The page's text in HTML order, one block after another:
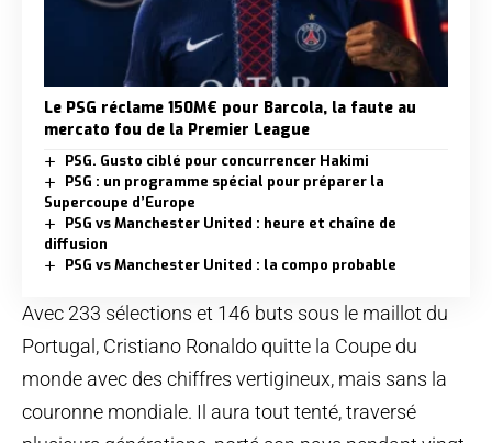
Le PSG réclame 150M€ pour Barcola, la faute au
mercato fou de la Premier League
PSG. Gusto ciblé pour concurrencer Hakimi
PSG : un programme spécial pour préparer la
Supercoupe d’Europe
PSG vs Manchester United : heure et chaîne de
diffusion
PSG vs Manchester United : la compo probable
Avec 233 sélections et 146 buts sous le maillot du
Portugal, Cristiano Ronaldo quitte la Coupe du
monde avec des chiffres vertigineux, mais sans la
couronne mondiale. Il aura tout tenté, traversé